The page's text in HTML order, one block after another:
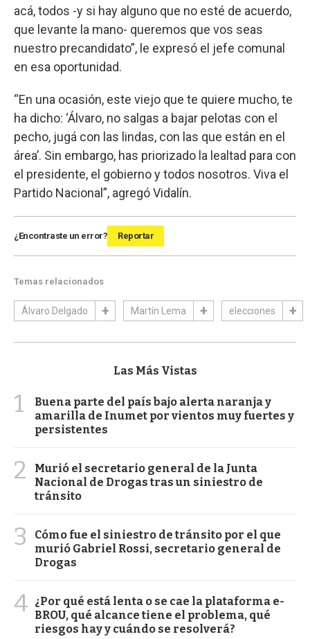
acá, todos -y si hay alguno que no esté de acuerdo,
que levante la mano- queremos que vos seas
nuestro precandidato”, le expresó el jefe comunal
en esa oportunidad.
“En una ocasión, este viejo que te quiere mucho, te
ha dicho: ‘Álvaro, no salgas a bajar pelotas con el
pecho, jugá con las lindas, con las que están en el
área’. Sin embargo, has priorizado la lealtad para con
el presidente, el gobierno y todos nosotros. Viva el
Partido Nacional”, agregó Vidalín.
¿Encontraste un error? Reportar
Temas relacionados
Álvaro Delgado Martín Lema elecciones
Las Más Vistas
1
Buena parte del país bajo alerta naranja y
amarilla de Inumet por vientos muy fuertes y
persistentes
2
Murió el secretario general de la Junta
Nacional de Drogas tras un siniestro de
tránsito
3
Cómo fue el siniestro de tránsito por el que
murió Gabriel Rossi, secretario general de
Drogas
4 ¿Por qué está lenta o se cae la plataforma e-
BROU, qué alcance tiene el problema, qué
riesgos hay y cuándo se resolverá?